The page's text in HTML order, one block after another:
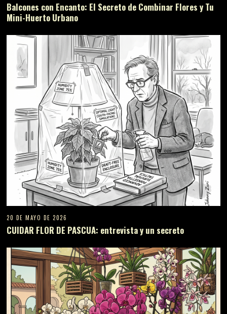
Balcones con Encanto: El Secreto de Combinar Flores y Tu
Mini-Huerto Urbano
20 DE MAYO DE 2026
CUIDAR FLOR DE PASCUA: entrevista y un secreto